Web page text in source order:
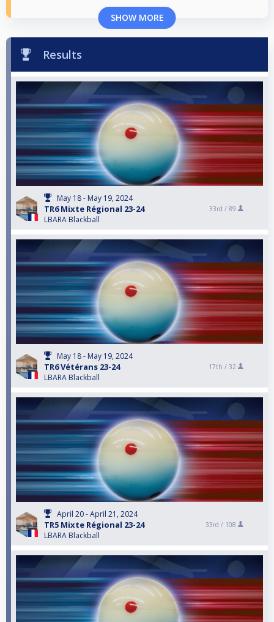
SHOW MORE
Results
May 18 - May 19, 2024
TR6 Mixte Régional 23-24
LBARA Blackball
33rd / 89
May 18 - May 19, 2024
TR6 Vétérans 23-24
LBARA Blackball
17th / 32
April 20 - April 21, 2024
TR5 Mixte Régional 23-24
LBARA Blackball
33rd / 108